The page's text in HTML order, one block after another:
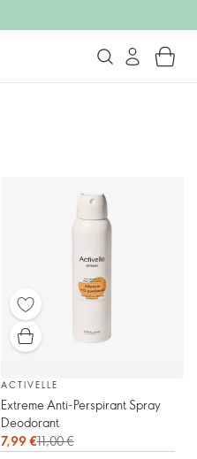
ACTIVELLE
Extreme Anti-Perspirant Spray
Deodorant
7,99 €11,00 €